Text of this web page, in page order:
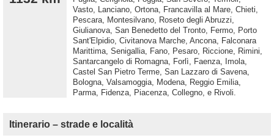
Vasto, Lanciano, Ortona, Francavilla al Mare, Chieti,
Pescara, Montesilvano, Roseto degli Abruzzi,
Giulianova, San Benedetto del Tronto, Fermo, Porto
Sant'Elpidio, Civitanova Marche, Ancona, Falconara
Marittima, Senigallia, Fano, Pesaro, Riccione, Rimini,
Santarcangelo di Romagna, Forlì, Faenza, Imola,
Castel San Pietro Terme, San Lazzaro di Savena,
Bologna, Valsamoggia, Modena, Reggio Emilia,
Parma, Fidenza, Piacenza, Collegno, e Rivoli.
Itinerario – strade e località